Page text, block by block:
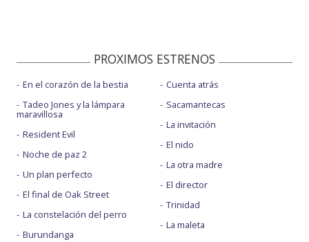
PROXIMOS ESTRENOS
En el corazón de la bestia
Tadeo Jones y la lámpara
maravillosa
Resident Evil
Noche de paz 2
Un plan perfecto
El final de Oak Street
La constelación del perro
Burundanga
Cuenta atrás
Sacamantecas
La invitación
El nido
La otra madre
El director
Trinidad
La maleta